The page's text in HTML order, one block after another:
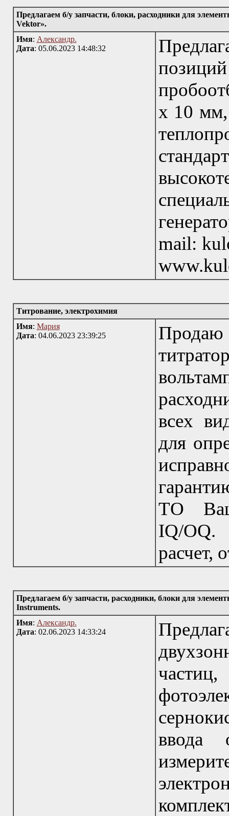
Предлагаем б/у запчасти, блоки, расходники для
Vektor».
Имя: Александр.
Дата: 05.06.2023 14:48:32
х 10 мм,
mail:
Титрование, электрохимия
Имя: Мария
Дата: 04.06.2023 23:39:25
Продаю
всех
для
ТО
IQ/
расчет,
Предлагаем б/у запчасти, расходники, блоки для
Instruments.
Имя: Александр.
Дата: 02.06.2023 14:33:24
ввода